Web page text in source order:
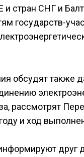
и стран СНГ и
государств-
обсудят
рассмотрят
и ход
друг